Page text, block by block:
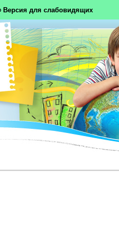
Версия для слабовидящих